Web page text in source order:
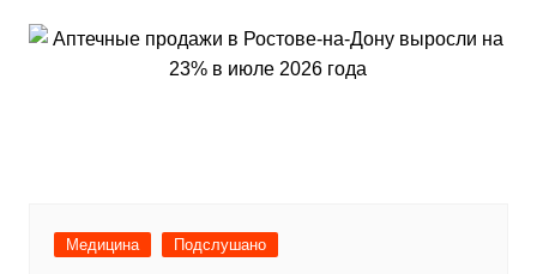
Медицина Подслушано